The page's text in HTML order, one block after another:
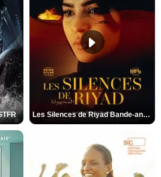
Les Silences de Riyad Bande-annonce VO STFR